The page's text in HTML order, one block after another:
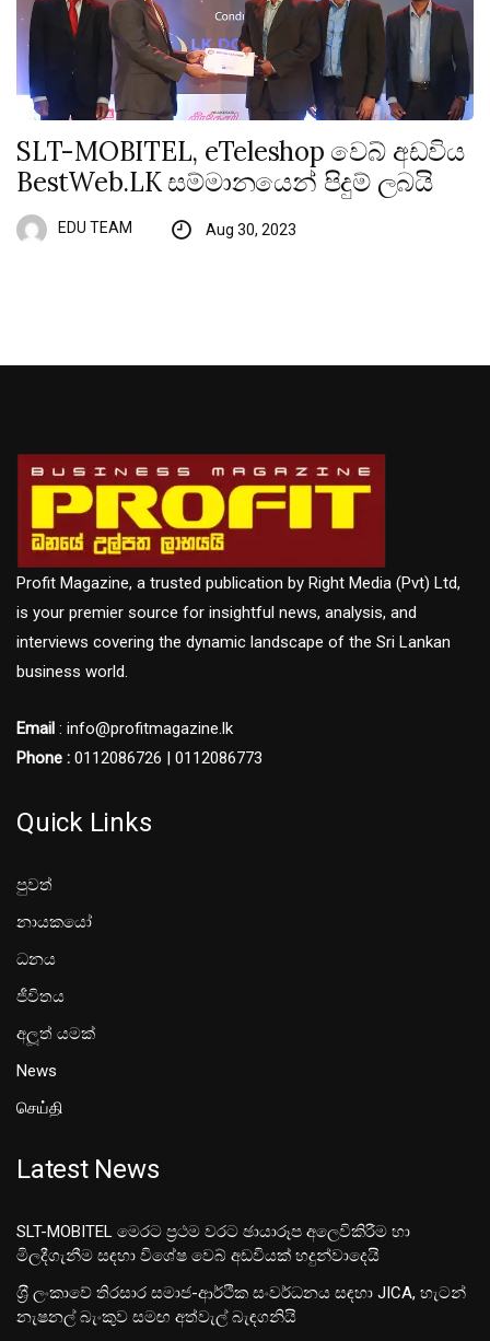
SLT-MOBITEL, eTeleshop වෙබ් අඩවිය
BestWeb.LK සම්මානයෙන් පිදුම් ලබයි
EDU TEAM Aug 30, 2023
Profit Magazine, a trusted publication by Right Media (Pvt) Ltd,
is your premier source for insightful news, analysis, and
interviews covering the dynamic landscape of the Sri Lankan
business world.
Email : info@profitmagazine.lk
Phone : 0112086726 | 0112086773
Quick Links
පුවත්
නායකයෝ
ධනය
ජීවිතය
අලූත් යමක්
News
செய்தி
Latest News
SLT-MOBITEL මෙරට ප්‍රථම වරට ඡායාරූප අලෙවිකිරීම හා
මිලදීගැනීම සඳහා විශේෂ වෙබ් අඩවියක් හදුන්වාදෙයි
ශ‍්‍රී ලංකාවේ තිරසාර සමාජ-ආර්ථික සංවර්ධනය සඳහා JICA, හැටන්
නැෂනල් බැංකුව සමඟ අත්වැල් බැඳගනියි